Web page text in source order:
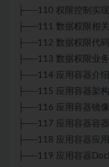
├──110 权限控制实
├──111 数据权限相
├──112 数据权限代
├──113 数据权限业
├──114 应用容器介
├──115 应用容器架
├──116 应用容器镜
├──117 应用容器容
├──118 应用容器应
├──119 应用容器